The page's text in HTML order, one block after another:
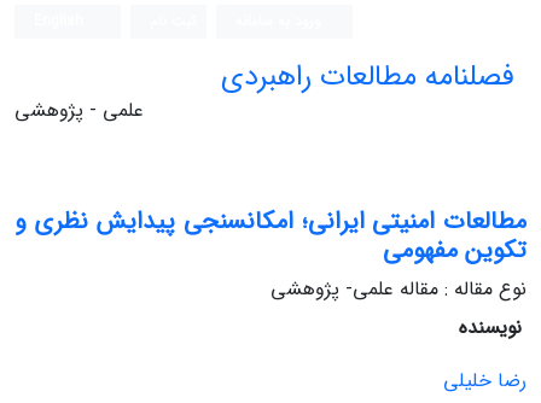
فصلنامه مطالعات راهبردی
علمی - پژوهشی
مطالعات امنیتی ایرانی؛ امکان‏سنجی پیدایش نظری و
تکوین مفهومی
نوع مقاله : مقاله علمی- پژوهشی
نویسنده
رضا خلیلی